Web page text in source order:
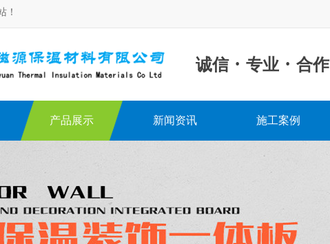
！
诚信 · 专业 · 合作
产品展示 新闻资讯 施工案例